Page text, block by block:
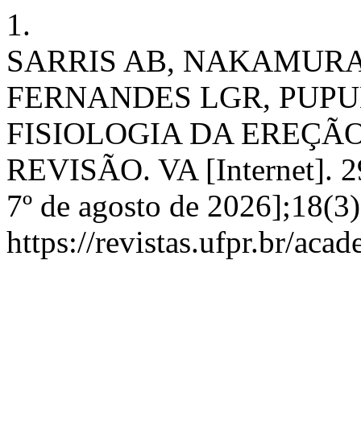
1.
SARRIS AB,
FERNANDES LGR,
FISIOLOGIA DA
REVISÃO. VA [Internet].
7º de agosto de
https://revistas.ufpr.br/